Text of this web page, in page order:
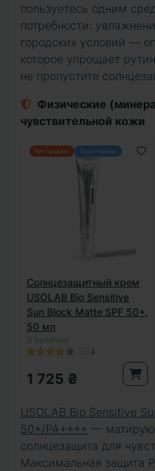
пользуетесь одним
потребности:
городских условий —
которое упрощает
не пропустите
Физические
чувствительной кожи
Хит продаж Популярный
Солнцезащитный крем
USOLAB Bio Sensitive
Sun Block Matte SPF 50+,
50 мл
В наличии
4
1 725 ₴
USOLAB Bio Sensitive
50+/PA++++ —
солнцезащита для
Максимальная защита